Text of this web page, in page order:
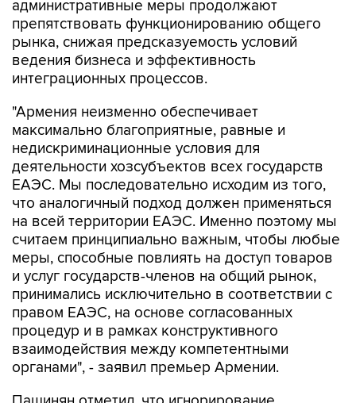
административные меры продолжают
препятствовать функционированию общего
рынка, снижая предсказуемость условий
ведения бизнеса и эффективность
интеграционных процессов.
"Армения неизменно обеспечивает
максимально благоприятные, равные и
недискриминационные условия для
деятельности хозсубъектов всех государств
ЕАЭС. Мы последовательно исходим из того,
что аналогичный подход должен применяться
на всей территории ЕАЭС. Именно поэтому мы
считаем принципиально важным, чтобы любые
меры, способные повлиять на доступ товаров
и услуг государств-членов на общий рынок,
принимались исключительно в соответствии с
правом ЕАЭС, на основе согласованных
процедур и в рамках конструктивного
взаимодействия между компетентными
органами", - заявил премьер Армении.